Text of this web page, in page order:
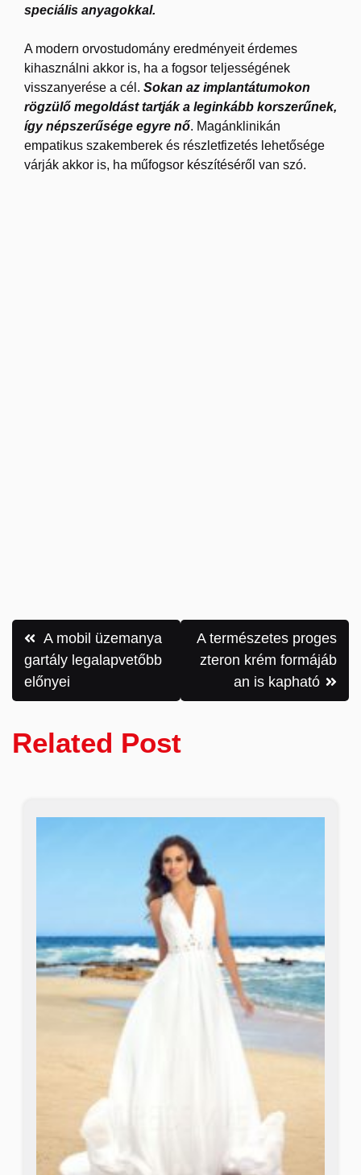
speciális anyagokkal.
A modern orvostudomány eredményeit érdemes
kihasználni akkor is, ha a fogsor teljességének
visszanyerése a cél. Sokan az implantátumokon
rögzülő megoldást tartják a leginkább korszerűnek,
így népszerűsége egyre nő. Magánklinikán
empatikus szakemberek és részletfizetés lehetősége
várják akkor is, ha műfogsor készítéséről van szó.
Bejegyzés
navigáció
A mobil üzemanya
gartály legalapvetőbb
előnyei
A természetes proges
zteron krém formájáb
an is kapható
Related Post